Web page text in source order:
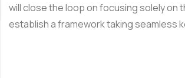
will close the loop on focusing solely
establish a framework taking seamless